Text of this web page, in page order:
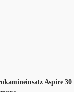
Aspire